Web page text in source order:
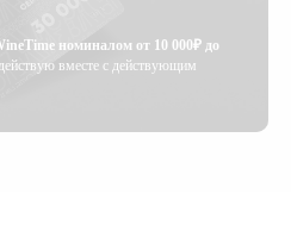
номиналом от 10 000₽ до
вместе с действующим